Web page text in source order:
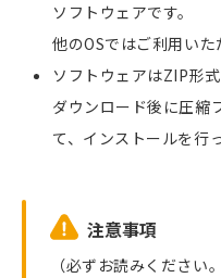
ソフトウェアです。
他のOSではご利用いた
ソフトウェアはZIP形
ダウンロード後に圧縮
て、インストールを行
注意事項
（必ずお読みくださ